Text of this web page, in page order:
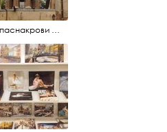
#спаснакрови #июльскийдень2017